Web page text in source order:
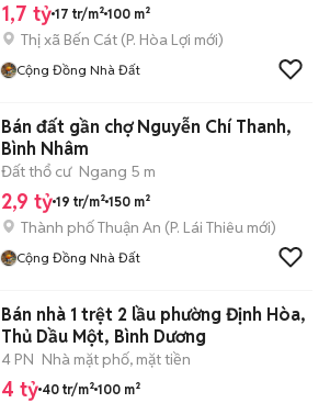
1,7 tỷ 17 tr/m² 100 m²
Thị xã Bến Cát (P. Hòa Lợi mới)
Cộng Đồng Nhà Đất
Bán đất gần chợ Nguyễn Chí Thanh,
Bình Nhâm
Đất thổ cư Ngang 5 m
2,9 tỷ 19 tr/m² 150 m²
Thành phố Thuận An (P. Lái Thiêu mới)
Cộng Đồng Nhà Đất
Bán nhà 1 trệt 2 lầu phường Định Hòa,
Thủ Dầu Một, Bình Dương
4 PN Nhà mặt phố, mặt tiền
4 tỷ 40 tr/m² 100 m²